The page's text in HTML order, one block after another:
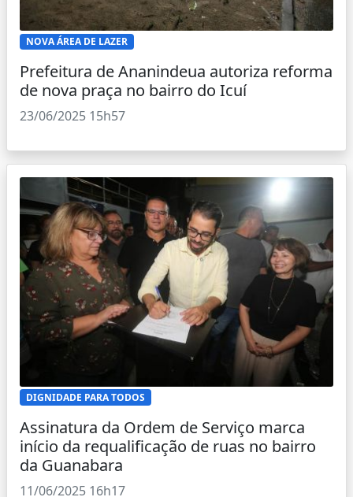
NOVA ÁREA DE LAZER
Prefeitura de Ananindeua autoriza reforma
de nova praça no bairro do Icuí
23/06/2025 15h57
DIGNIDADE PARA TODOS
Assinatura da Ordem de Serviço marca
início da requalificação de ruas no bairro
da Guanabara
11/06/2025 16h17